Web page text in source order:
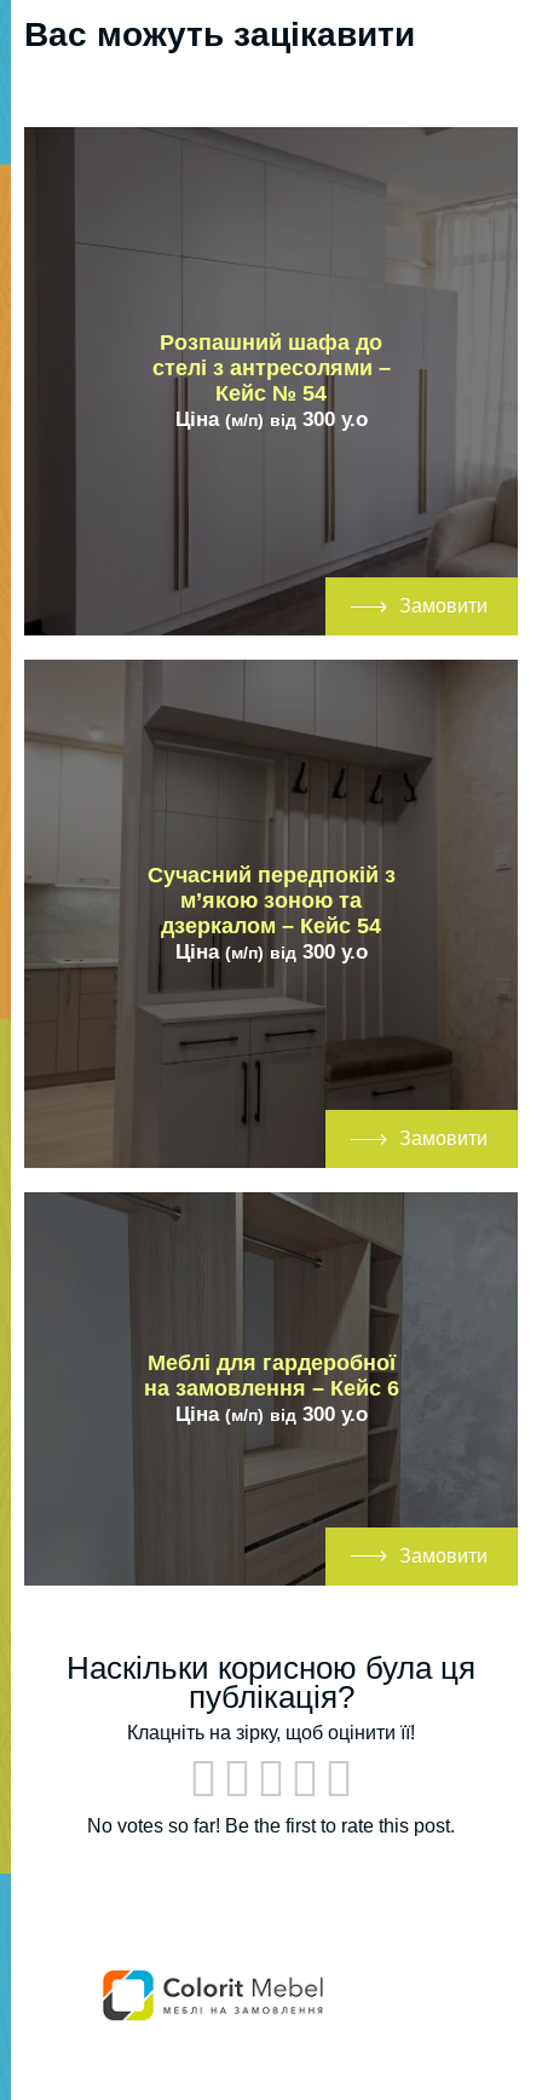
Вас можуть зацікавити
Розпашний шафа до
стелі з антресолями –
Кейс № 54
Ціна (м/п) від300 у.о
Замовити
Сучасний передпокій з
м’якою зоною та
дзеркалом – Кейс 54
Ціна (м/п) від300 у.о
Замовити
Меблі для гардеробної
на замовлення – Кейс 6
Ціна (м/п) від300 у.о
Замовити
Наскільки корисною була ця
публікація?
Клацніть на зірку, щоб оцінити її!
No votes so far! Be the first to rate this post.